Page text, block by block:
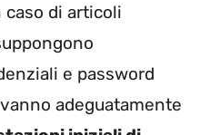
caso di articoli
e password
adeguatamente